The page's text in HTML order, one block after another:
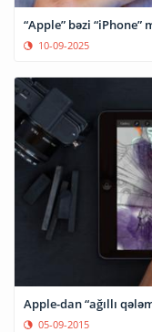
“Apple” bəzi “iPhone”
10-09-2025
Apple-dan “ağıllı
05-09-2015